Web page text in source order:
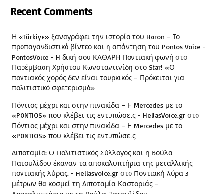
Recent Comments
Η «Türkiye» ξαναγράφει την ιστορία του Horon – Το
προπαγανδιστικό βίντεο και η απάντηση του Pontos Voice -
PontosVoice - H δική σου ΚΑΘΑΡΗ Ποντιακή φωνή στο
Παρέμβαση Χρήστου Κωνσταντινίδη στο Star! «Ο
ποντιακός χορός δεν είναι τουρκικός – Πρόκειται για
πολιτιστικό σφετερισμό»
Πόντιος μέχρι και στην πινακίδα – Η Mercedes με το
«PONTIOS» που κλέβει τις εντυπώσεις - HellasVoice.gr στο
Πόντιος μέχρι και στην πινακίδα – Η Mercedes με το
«PONTIOS» που κλέβει τις εντυπώσεις
Διποταμία: Ο Πολιτιστικός Σύλλογος και η Βούλα
Πατουλίδου έκαναν τα αποκαλυπτήρια της μεταλλικής
ποντιακής λύρας. - HellasVoice.gr στο Ποντιακή λύρα 3
μέτρων θα κοσμεί τη Διποταμία Καστοριάς –